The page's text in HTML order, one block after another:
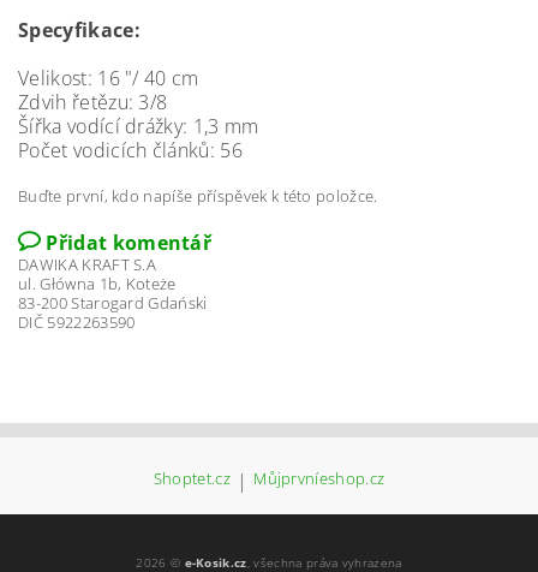
Specyfikace:
Velikost: 16 "/ 40 cm
Zdvih řetězu: 3/8
Šířka vodící drážky: 1,3 mm
Počet vodicích článků: 56
Buďte první, kdo napíše příspěvek k této položce.
Přidat komentář
DAWIKA KRAFT S.A
ul. Główna 1b, Koteże
83-200 Starogard Gdański
DIČ 5922263590
Shoptet.cz | Můjprvníeshop.cz
2026 © e-Kosik.cz, všechna práva vyhrazena